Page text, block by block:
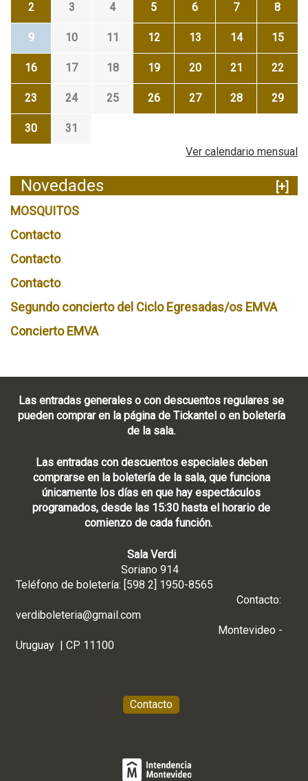
2 3 4 5 6 7 8
9 10 11 12 13 14 15
16 17 18 19 20 21 22
23 24 25 26 27 28 29
30
31
Ver calendario mensual
Novedades
[+]
MOSQUITOS
Contacto
Contacto
Contacto
Segundo concierto del Ciclo Egresadas/os EMVA
Concierto EMVA
Las entradas generales o con descuentos regulares se
pueden comprar en la página de Tickantel o en boletería
de la sala.
Las entradas con descuentos especiales deben
comprarse en la boletería de la sala, que funciona
únicamente los días en que hay espectáculos
programados, desde las 15:30 hasta el horario de
comienzo de cada función.
Sala Verdi
Soriano 914
Teléfono de boletería: [598 2] 1950-8565
Contacto:
verdiboleteria@gmail.com
Montevideo -
Uruguay | CP 11100
Contacto